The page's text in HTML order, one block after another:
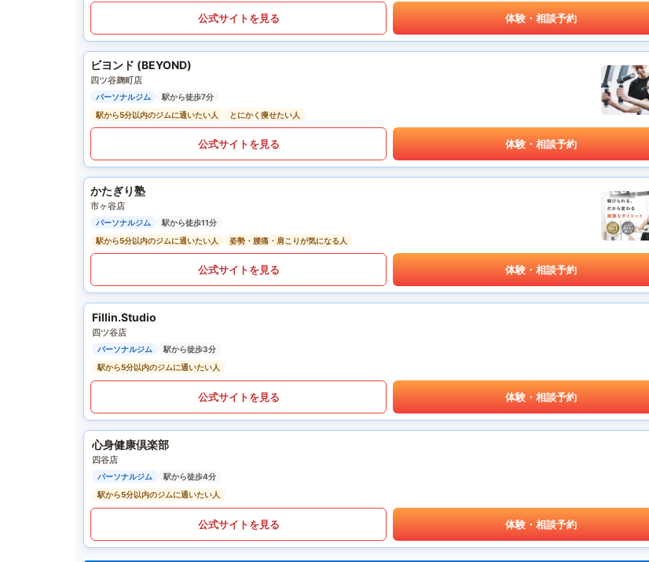
公式サイトを見る 体験・相談予約
ビヨンド (BEYOND)
四ツ谷麹町店
パーソナルジム
駅から徒歩7分
駅から5分以内のジムに通いたい人
とにかく痩せたい人
公式サイトを見る 体験・相談予約
かたぎり塾
市ヶ谷店
パーソナルジム
駅から徒歩11分
駅から5分以内のジムに通いたい人
姿勢・腰痛・肩こりが気になる人
公式サイトを見る 体験・相談予約
Fillin.Studio
四ツ谷店
パーソナルジム
駅から徒歩3分
駅から5分以内のジムに通いたい人
公式サイトを見る 体験・相談予約
心身健康倶楽部
四谷店
パーソナルジム
駅から徒歩4分
駅から5分以内のジムに通いたい人
公式サイトを見る 体験・相談予約